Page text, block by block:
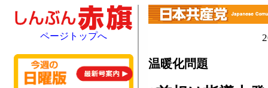
温暖化問題
ページトップへ